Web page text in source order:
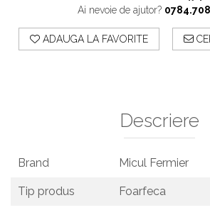
Ai nevoie de ajutor?
ADAUGA LA FAVORITE
Descriere
Brand Micul Fermier
Tip produs Foarfeca